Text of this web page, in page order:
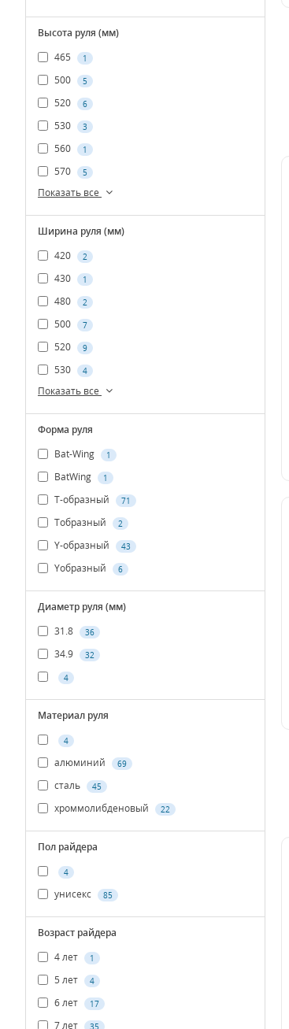
Высота руля (мм)
465
1
500 5
520 6
530 3
560 1
570 5
Показать все
Ширина руля (мм)
420
2
430 1
480 2
500 7
520 9
530 4
Показать все
Форма руля
Bat-Wing
1
BatWing 1
T-образный 71
Tобразный 2
Y-образный 43
Yобразный 6
Диаметр руля (мм)
31.8
36
34.9 32
4
Материал руля
4
алюминий 69
сталь 45
хроммолибденовый 22
Пол райдера
4
унисекс 85
Возраст райдера
4 лет
1
5 лет 4
6 лет 17
7 лет